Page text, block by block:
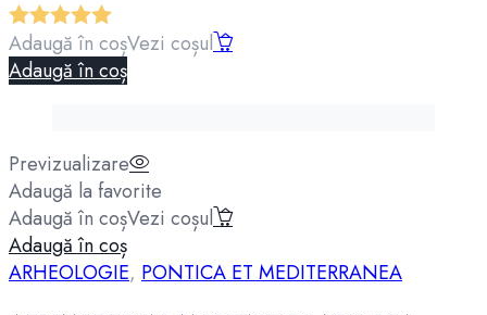
Evaluat la
5.00din 5
Adaugă în coșVezi coșul
Adaugă în coș
Previzualizare
Adaugă la favorite
Adaugă în coșVezi coșul
Adaugă în coș
ARHEOLOGIE, PONTICA ET MEDITERRANEA